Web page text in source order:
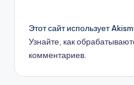
Этот сайт использует
Узнайте, как
комментариев.